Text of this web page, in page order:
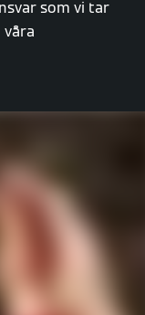
som vi tar
våra